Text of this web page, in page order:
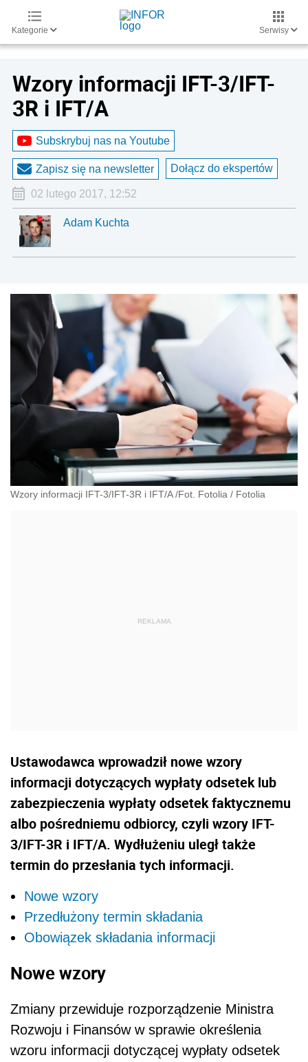
Kategorie Serwisy
Wzory informacji IFT-3/IFT-
3R i IFT/A
Subskrybuj nas na Youtube
Zapisz się na newsletter Dołącz do ekspertów
02 lutego 2017, 12:52
Adam Kuchta
Wzory informacji IFT-3/IFT-3R i IFT/A /Fot. Fotolia / Fotolia
Ustawodawca wprowadził nowe wzory
informacji dotyczących wypłaty odsetek lub
zabezpieczenia wypłaty odsetek faktycznemu
albo pośredniemu odbiorcy, czyli wzory IFT-
3/IFT-3R i IFT/A. Wydłużeniu uległ także
termin do przesłania tych informacji.
Nowe wzory
Przedłużony termin składania
Obowiązek składania informacji
Nowe wzory
Zmiany przewiduje rozporządzenie Ministra
Rozwoju i Finansów w sprawie określenia
wzoru informacji dotyczącej wypłaty odsetek